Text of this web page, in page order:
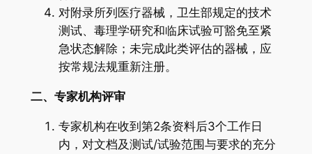
对附录所列医疗器械，卫生部规定的技术
测试、毒理学研究和临床试验可豁免至紧
急状态解除；未完成此类评估的器械，应
按常规法规重新注册。
二、专家机构评审
专家机构在收到第2条资料后3个工作日
内，对文档及测试/试验范围与要求的充分